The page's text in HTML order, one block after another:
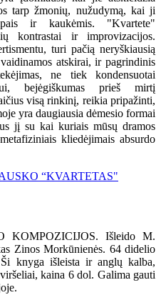
tarp žmonių, nužudymą, kai ji
ir kaukėmis. "Kvartete"
kontrastai ir improvizacijos.
turi pačią neryškiausią
atskirai, ir pagrindinis
ne tiek kondensuotai
bejėgiškumas prieš mirtį
visą rinkinį, reikia pripažinti,
yra daugiausia dėmesio formai
jį su kai kuriais mūsų dramos
kliedėjimais absurdo
“KVARTETAS"
KOMPOZICIJOS. Išleido M.
Zinos Morkūnienės. 64 didelio
knyga išleista ir anglų kalba,
kaina 6 dol. Galima gauti